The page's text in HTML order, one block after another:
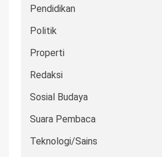
Pendidikan
Politik
Properti
Redaksi
Sosial Budaya
Suara Pembaca
Teknologi/Sains